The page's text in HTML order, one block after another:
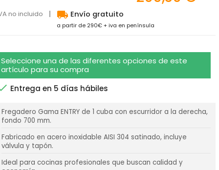
no incluido local_shipping Envío gratuito
a partir de 290€ + iva en península
Seleccione una de las diferentes opciones de este
artículo para su compra
Entrega en 5 días hábiles
Fregadero Gama ENTRY de 1 cuba con escurridor a la derecha,
fondo 700 mm.
Fabricado en acero inoxidable AISI 304 satinado, incluye
válvula y tapón.
Ideal para cocinas profesionales que buscan calidad y